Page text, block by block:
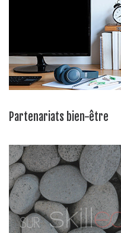
Partenariats bien-être